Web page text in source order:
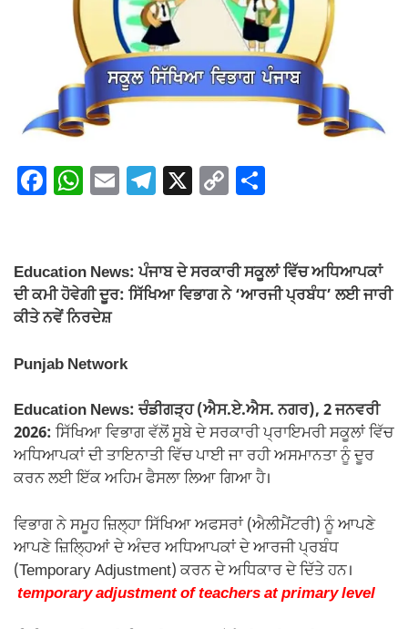
F
e
b
o
o
W
s
A
p
p
E T
gr
a
X C
y
Li
e
Education News: ਪੰਜਾਬ ਦੇ ਸਰਕਾਰੀ ਸਕੂਲਾਂ ਵਿੱਚ ਅਧਿਆਪਕਾਂ
ਦੀ ਕਮੀ ਹੋਵੇਗੀ ਦੂਰ: ਸਿੱਖਿਆ ਵਿਭਾਗ ਨੇ ‘ਆਰਜੀ ਪ੍ਰਬੰਧ’ ਲਈ ਜਾਰੀ
ਕੀਤੇ ਨਵੇਂ ਨਿਰਦੇਸ਼
Punjab Network
Education News: ਚੰਡੀਗੜ੍ਹ (ਐਸ.ਏ.ਐਸ. ਨਗਰ), 2 ਜਨਵਰੀ
2026: ਸਿੱਖਿਆ ਵਿਭਾਗ ਵੱਲੋਂ ਸੂਬੇ ਦੇ ਸਰਕਾਰੀ ਪ੍ਰਾਇਮਰੀ ਸਕੂਲਾਂ ਵਿੱਚ
ਅਧਿਆਪਕਾਂ ਦੀ ਤਾਇਨਾਤੀ ਵਿੱਚ ਪਾਈ ਜਾ ਰਹੀ ਅਸਮਾਨਤਾ ਨੂੰ ਦੂਰ
ਕਰਨ ਲਈ ਇੱਕ ਅਹਿਮ ਫੈਸਲਾ ਲਿਆ ਗਿਆ ਹੈ।
ਵਿਭਾਗ ਨੇ ਸਮੂਹ ਜ਼ਿਲ੍ਹਾ ਸਿੱਖਿਆ ਅਫਸਰਾਂ (ਐਲੀਮੈਂਟਰੀ) ਨੂੰ ਆਪਣੇ
ਆਪਣੇ ਜ਼ਿਲ੍ਹਿਆਂ ਦੇ ਅੰਦਰ ਅਧਿਆਪਕਾਂ ਦੇ ਆਰਜੀ ਪ੍ਰਬੰਧ
(Temporary Adjustment) ਕਰਨ ਦੇ ਅਧਿਕਾਰ ਦੇ ਦਿੱਤੇ ਹਨ।
temporary adjustment of teachers at primary level